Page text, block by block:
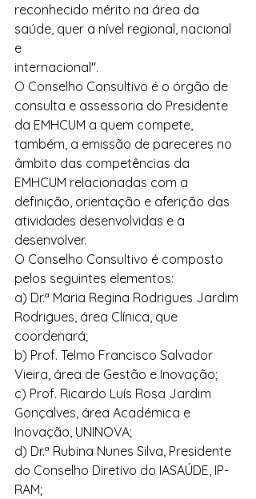
reconhecido mérito na área da
saúde, quer a nível regional, nacional
e
internacional".
O Conselho Consultivo é o órgão de
consulta e assessoria do Presidente
da EMHCUM a quem compete,
também, a emissão de pareceres no
âmbito das competências da
EMHCUM relacionadas com a
definição, orientação e aferição das
atividades desenvolvidas e a
desenvolver.
O Conselho Consultivo é composto
pelos seguintes elementos:
a) Dr.ª Maria Regina Rodrigues Jardim
Rodrigues, área Clínica, que
coordenará;
b) Prof. Telmo Francisco Salvador
Vieira, área de Gestão e Inovação;
c) Prof. Ricardo Luís Rosa Jardim
Gonçalves, área Académica e
Inovação, UNINOVA;
d) Dr.ª Rubina Nunes Silva, Presidente
do Conselho Diretivo do IASAÚDE, IP-
RAM;